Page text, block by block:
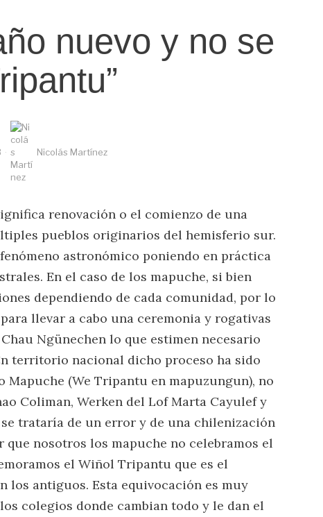
nuevo y no se
Nicolás Martínez
renovación o el comienzo de una
pueblos originarios del hemisferio sur.
astronómico poniendo en práctica
En el caso de los mapuche, si bien
dependiendo de cada comunidad, por lo
llevar a cabo una ceremonia y rogativas
Ngünechen lo que estimen necesario
territorio nacional dicho proceso ha sido
Mapuche (We Tripantu en mapuzungun), no
Coliman, Werken del Lof Marta Cayulef y
trataría de un error y de una chilenización
nosotros los mapuche no celebramos el
el Wiñol Tripantu que es el
los antiguos. Esta equivocación es muy
colegios donde cambian todo y le dan el